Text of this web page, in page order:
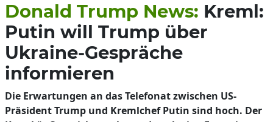
Donald Trump News: Kreml:
Putin will Trump über
Ukraine-Gespräche
informieren
Die Erwartungen an das Telefonat zwischen US-
Präsident Trump und Kremlchef Putin sind hoch. Der